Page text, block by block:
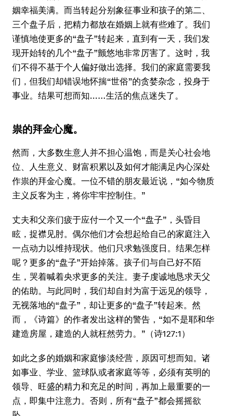
姻幸福美满。而当转起分别象征事业和孩子的第二、
三个盘子后，把精力都放在婚姻上就有些难了。我们
谨慎地使更多的“盘子”转起来，直到有一天，我们发
现开始转的几个“盘子”颤悠地非常厉害了。这时，我
们不得不基于个人偏好做出选择。我们的家庭需要我
们，但我们却错误地怀揣“世俗”的贪婪杂念，投身于
事业。结果可想而知……生活的焦点迷失了。
祟的拜金心魔。
然而，大多数生意人并不担心温饱，而是关心社会地
位、人生意义、财富积累以及如何才能满足内心深处
作祟的拜金心魔。一位不错的朋友最近说，“如今物质
主义反客为主，将你牢牢控制住。”
丈夫和父亲们疲于应付一个又一个“盘子”，头昏目
眩，捉襟见肘。偶尔他们才会想起给自己的家庭注入
一点动力以维持现状。他们只求勉强度日。结果怎样
呢？更多的“盘子”开始掉落。孩子们与自己好不陌
生，哭着喊着央求更多的关注。妻子虔诚地恳求天父
的佑助。与此同时，我们却自封为富于远见的领导，
无视落地的“盘子”，却让更多的“盘子”转起来。然
而，《诗篇》的作者发出这样的警告，“如不是耶和华
建造房屋，建造的人就枉然劳力。”（诗127:1）
如此之多的婚姻和家庭惨淡经营，原因可想而知。诸
如事业、学业、篮球队或者家庭等等，必须有英明的
领导、旺盛的精力和充足的时间，再加上最重要的一
点，即集中注意力。否则，所有“盘子”都会摇摇欲